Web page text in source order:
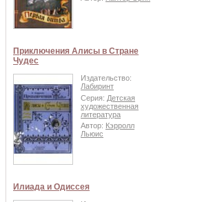
Приключения Алисы в Стране
Чудес
Издательство:
Лабиринт
Серия: Детская
художественная
литература
Автор: Кэрролл
Льюис
Илиада и Одиссея